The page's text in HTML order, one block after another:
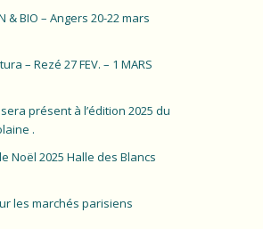
& BIO – Angers 20-22 mars
– Rezé 27 FEV. – 1 MARS
sera présent à l’édition 2025 du
.
Noël 2025 Halle des Blancs
les marchés parisiens